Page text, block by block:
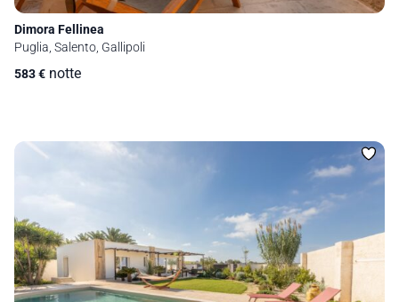
Dimora Fellinea
Puglia, Salento, Gallipoli
583€ notte